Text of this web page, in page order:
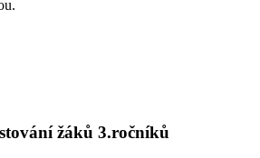
žáků 3.ročníků